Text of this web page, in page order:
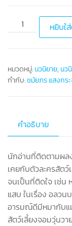
หยิบใ
หมวดหมู่:นวนิยาย, นว
กำกับ:ชมัยภร แสงกร
คำอธิบาย
นักอ่านที่ติดตามผล
เคยกับตัวละครสัตว์
จนเป็นที่ติดใจ เช่น
แสบ ในเรื่อง อลวน
อารมณ์ดีมีหมากับแ
สัตว์เลี้ยงจอมวุ่นว